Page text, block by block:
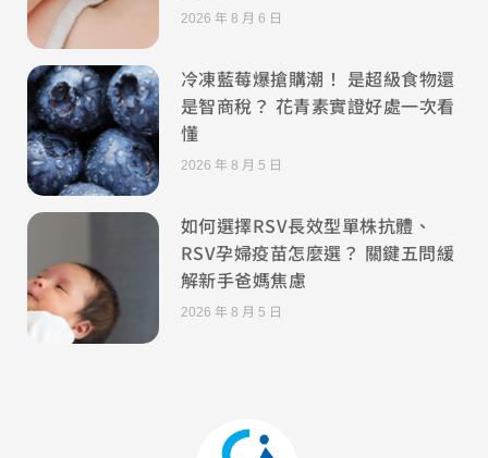
2026 年 8 月 6 日
冷凍藍莓爆搶購潮！ 是超級食物還
是智商稅？ 花青素實證好處一次看
懂
2026 年 8 月 5 日
如何選擇RSV長效型單株抗體、
RSV孕婦疫苗怎麼選？ 關鍵五問緩
解新手爸媽焦慮
2026 年 8 月 5 日